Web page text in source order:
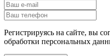
Регистрируясь на сайте, вы
обработки персональных